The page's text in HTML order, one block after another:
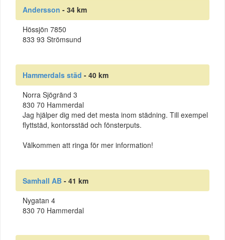
Andersson - 34 km
Hössjön 7850
833 93 Strömsund
Hammerdals städ - 40 km
Norra Sjögränd 3
830 70 Hammerdal
Jag hjälper dig med det mesta inom städning. Till exempel
flyttstäd, kontorsstäd och fönsterputs.
Välkommen att ringa för mer information!
Samhall AB - 41 km
Nygatan 4
830 70 Hammerdal